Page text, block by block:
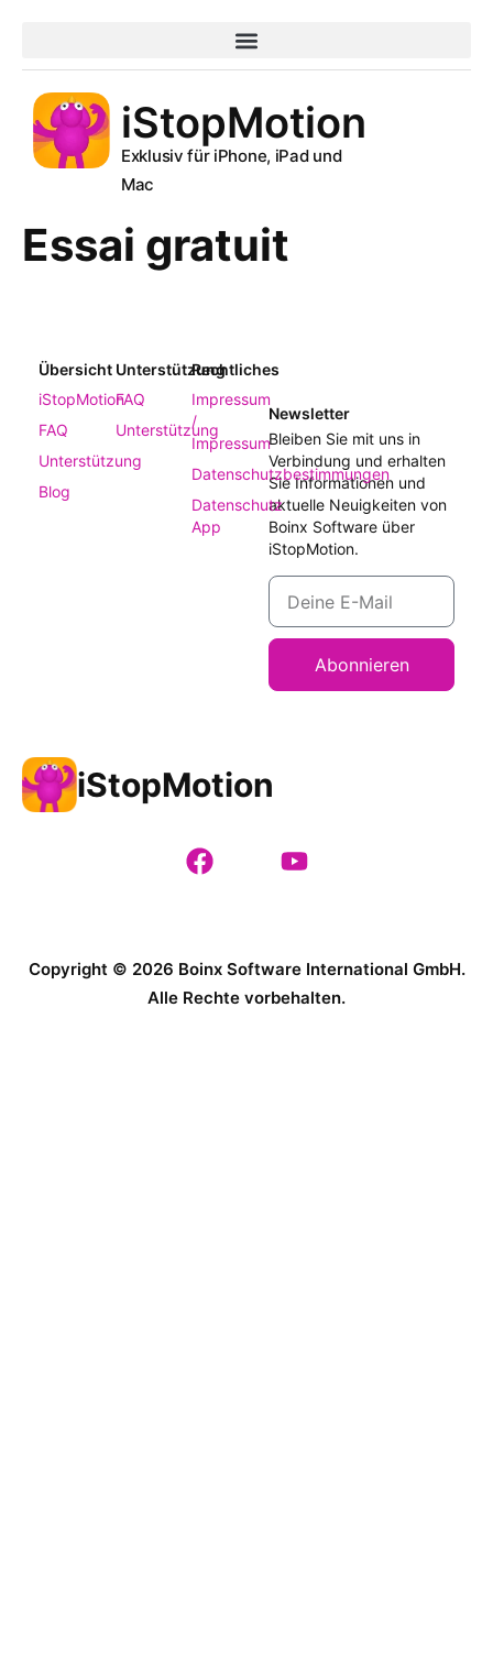
iStopMotion
Exklusiv für iPhone, iPad und
Mac
Essai gratuit
Übersicht
iStopMotion
FAQ
Unterstützung
Blog
Unterstützung
FAQ
Unterstützung
Rechtliches
Impressum
/
Impressum
Datenschutzbestimmungen
Datenschutz
App
Newsletter
Bleiben Sie mit uns in
Verbindung und erhalten
Sie Informationen und
aktuelle Neuigkeiten von
Boinx Software über
iStopMotion.
Abonnieren
iStopMotion
Copyright © 2026 Boinx Software International GmbH.
Alle Rechte vorbehalten.